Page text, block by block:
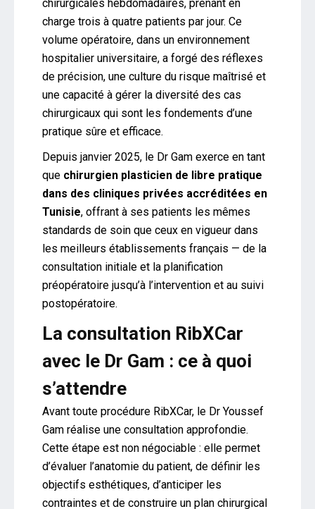
chirurgicales hebdomadaires, prenant en
charge trois à quatre patients par jour. Ce
volume opératoire, dans un environnement
hospitalier universitaire, a forgé des réflexes
de précision, une culture du risque maîtrisé et
une capacité à gérer la diversité des cas
chirurgicaux qui sont les fondements d’une
pratique sûre et efficace.
Depuis janvier 2025, le Dr Gam exerce en tant
que chirurgien plasticien de libre pratique
dans des cliniques privées accréditées en
Tunisie, offrant à ses patients les mêmes
standards de soin que ceux en vigueur dans
les meilleurs établissements français — de la
consultation initiale et la planification
préopératoire jusqu’à l’intervention et au suivi
postopératoire.
La consultation RibXCar
avec le Dr Gam : ce à quoi
s’attendre
Avant toute procédure RibXCar, le Dr Youssef
Gam réalise une consultation approfondie.
Cette étape est non négociable : elle permet
d’évaluer l’anatomie du patient, de définir les
objectifs esthétiques, d’anticiper les
contraintes et de construire un plan chirurgical